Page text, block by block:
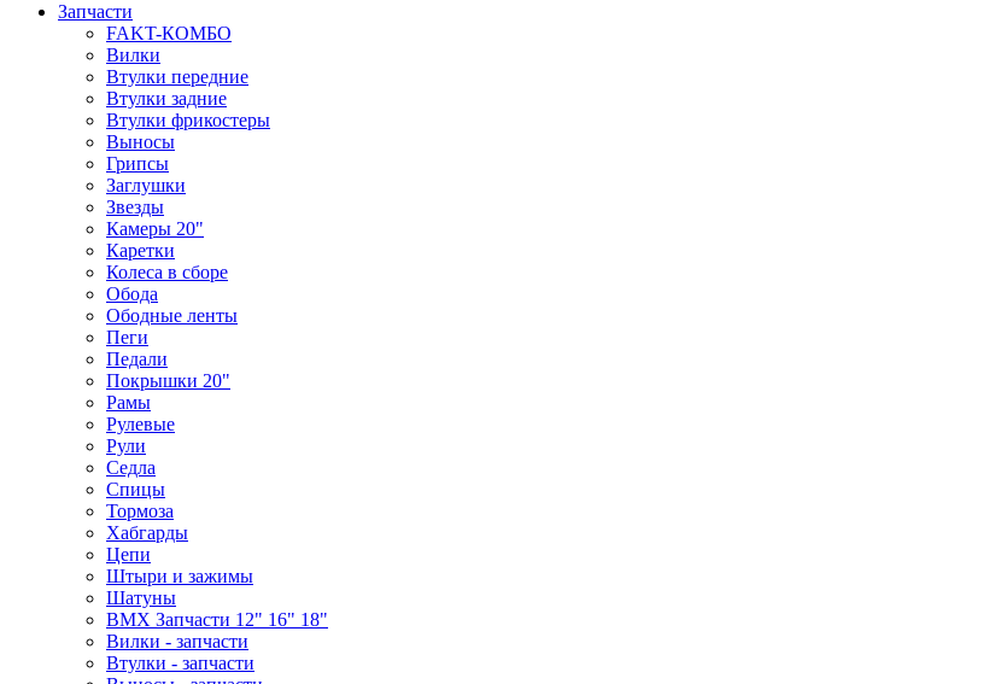
Запчасти
FAKT-КОМБО
Вилки
Втулки передние
Втулки задние
Втулки фрикостеры
Выносы
Грипсы
Заглушки
Звезды
Камеры 20"
Каретки
Колеса в сборе
Обода
Ободные ленты
Пеги
Педали
Покрышки 20"
Рамы
Рулевые
Рули
Седла
Спицы
Тормоза
Хабгарды
Цепи
Штыри и зажимы
Шатуны
BMX Запчасти 12" 16" 18"
Вилки - запчасти
Втулки - запчасти